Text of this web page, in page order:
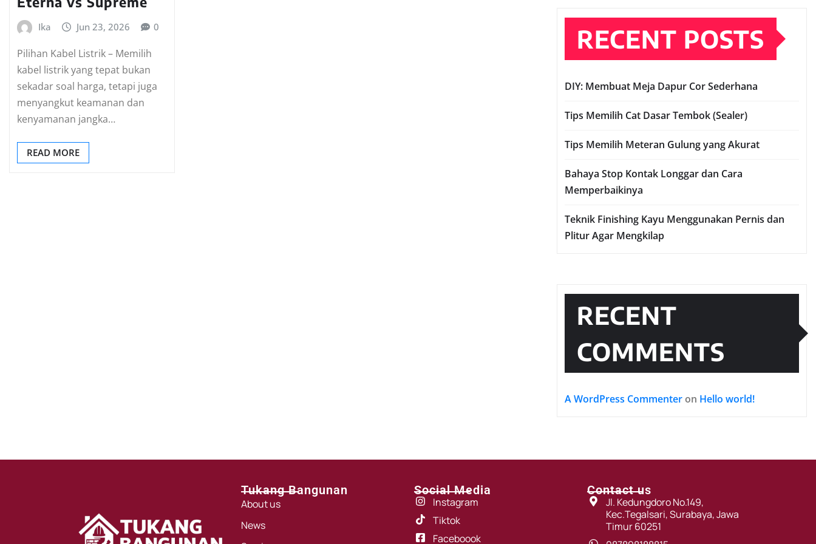
Ika Jun 23, 2026 0
Pilihan Kabel Listrik – Memilih
kabel listrik yang tepat bukan
sekadar soal harga, tetapi juga
menyangkut keamanan dan
kenyamanan jangka…
READ MORE
RECENT POSTS
DIY: Membuat Meja Dapur Cor Sederhana
Tips Memilih Cat Dasar Tembok (Sealer)
Tips Memilih Meteran Gulung yang Akurat
Bahaya Stop Kontak Longgar dan Cara
Memperbaikinya
Teknik Finishing Kayu Menggunakan Pernis dan
Plitur Agar Mengkilap
RECENT
COMMENTS
A WordPress Commenter on Hello world!
Tukang Bangunan
About us
News
Social Media
Instagram
Tiktok
Faceboook
Contact us
Jl. Kedungdoro No.149,
Kec.Tegalsari, Surabaya, Jawa
Timur 60251